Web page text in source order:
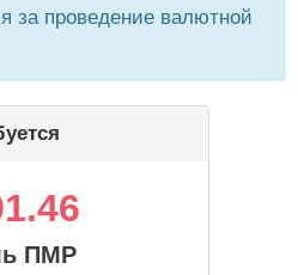
за проведение валютной
ПМР